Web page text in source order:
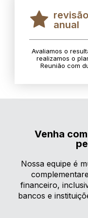
revisão
anual
Avaliamos o
realizamos o
Reunião com
Venha
Nossa equipe é
financeiro,
bancos e